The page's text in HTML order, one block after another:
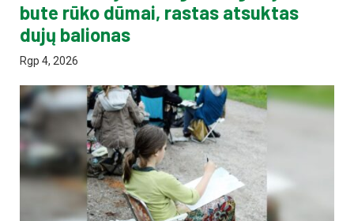
bute rūko dūmai, rastas atsuktas
dujų balionas
Rgp 4, 2026